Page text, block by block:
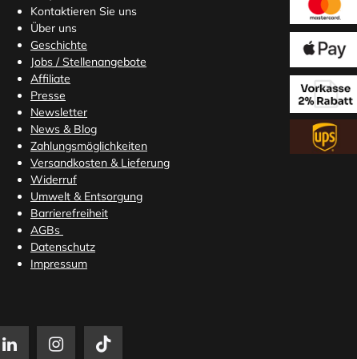
Kontaktieren Sie uns
Über uns
Geschichte
Jobs / Stellenangebote
Affiliate
Presse
Newsletter
News & Blog
Zahlungsmöglichkeiten
Versandkosten & Lieferung
Widerruf
Umwelt & Entsorgung
Barrierefreiheit
AGBs
Datenschutz
Impressum